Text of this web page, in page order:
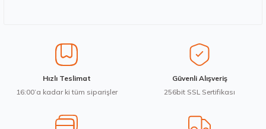
Hızlı Teslimat
16:00’a kadar ki tüm siparişler
Güvenli Alışveriş
256bit SSL Sertifikası